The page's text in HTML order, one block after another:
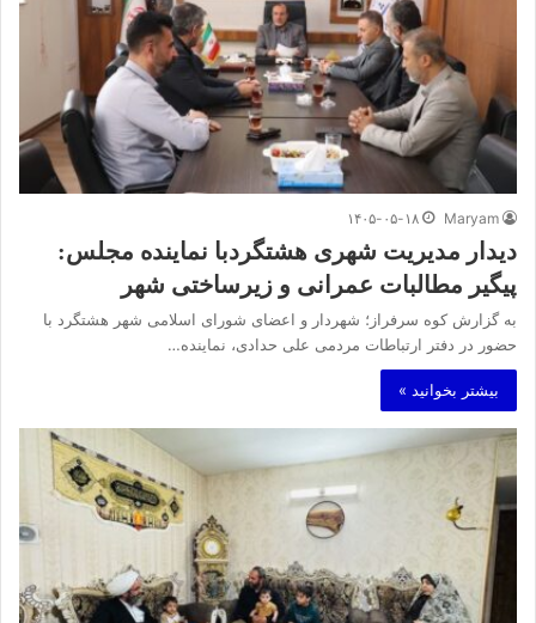
Maryam ۱۴۰۵-۰۵-۱۸
دیدار مدیریت شهری هشتگردبا نماینده مجلس:
پیگیر مطالبات عمرانی و زیرساختی شهر
به گزارش کوه سرفراز؛ شهردار و اعضای شورای اسلامی شهر هشتگرد با
حضور در دفتر ارتباطات مردمی علی حدادی، نماینده…
بیشتر بخوانید »